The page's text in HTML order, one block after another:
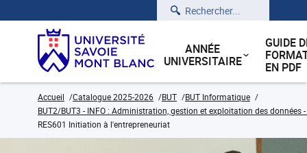
Rechercher
ANNÉE
UNIVERSITAIRE
GUIDE
EN PDF
Accueil Catalogue 2025-2026 BUT
BUT Informatique
BUT2/BUT3 - INFO : Administration, gestion et exploitation des données
RES601 Initiation à l'entrepreneuriat